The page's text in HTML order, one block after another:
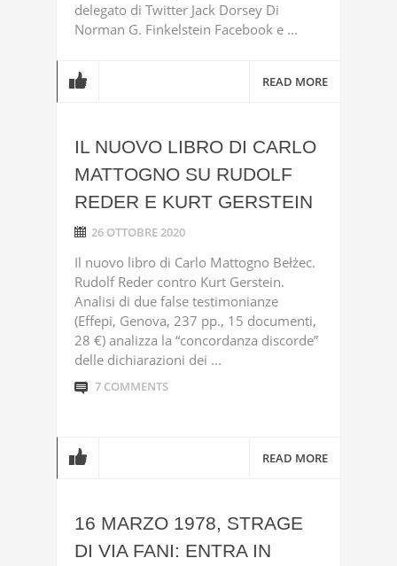
delegato di Twitter Jack Dorsey Di
Norman G. Finkelstein Facebook e ...
READ MORE
IL NUOVO LIBRO DI CARLO
MATTOGNO SU RUDOLF
REDER E KURT GERSTEIN
26 OTTOBRE 2020
Il nuovo libro di Carlo Mattogno Bełżec.
Rudolf Reder contro Kurt Gerstein.
Analisi di due false testimonianze
(Effepi, Genova, 237 pp., 15 documenti,
28 €) analizza la “concordanza discorde”
delle dichiarazioni dei ...
7 COMMENTS
READ MORE
16 MARZO 1978, STRAGE
DI VIA FANI: ENTRA IN